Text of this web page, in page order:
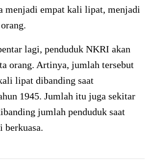
menjadi empat kali lipat, menjadi
lagi, penduduk NKRI akan
orang. Artinya, jumlah tersebut
lipat dibanding saat
1945. Jumlah itu juga sekitar
jumlah penduduk saat
berkuasa.